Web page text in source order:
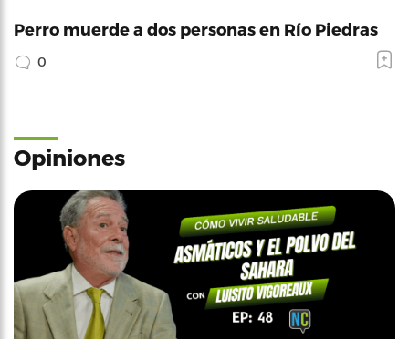
Perro muerde a dos personas en Río Piedras
0
Opiniones